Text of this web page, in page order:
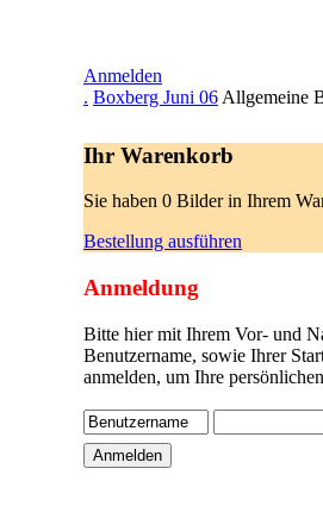
Anmelden
. Boxberg Juni 06 Allgemeine
Ihr Warenkorb
Sie haben 0 Bilder in Ihrem
Bestellung ausführen
Anmeldung
Bitte hier mit Ihrem Vor- und
Benutzername, sowie Ihrer
anmelden, um Ihre